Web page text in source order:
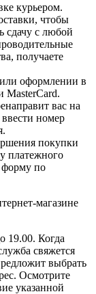
курьером.
чтобы
сдачу с любой
получаете
оформлении в
MasterCard.
вас на
номер
покупки
платежного
форму по
магазине
19.00. Когда
свяжется
выбрать
Осмотрите
указанной